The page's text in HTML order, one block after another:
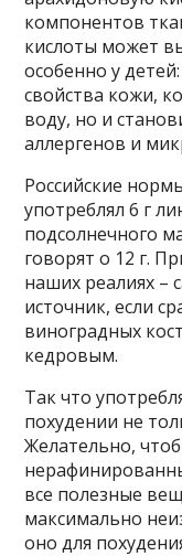
компонентов
кислоты может
особенно у
свойства кожи,
воду, но и
аллергенов и
Российские
употреблял 6 г
подсолнечного
говорят о 12 г.
наших реалиях –
источник, если
виноградных
кедровым.
Так что
похудении не
Желательно,
все полезные
максимально
оно для